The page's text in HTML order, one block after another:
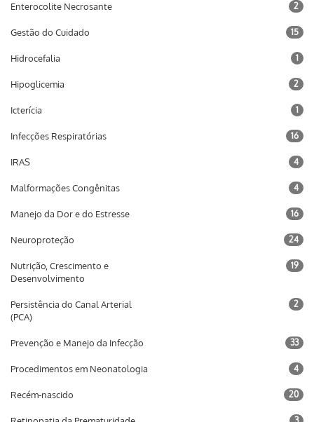
Enterocolite Necrosante 2
Gestão do Cuidado 15
Hidrocefalia 1
Hipoglicemia 2
Icterícia 1
Infecções Respiratórias 16
IRAS 4
Malformações Congênitas 4
Manejo da Dor e do Estresse 16
Neuroproteção 24
Nutrição, Crescimento e
Desenvolvimento
19
Persistência do Canal Arterial
(PCA)
2
Prevenção e Manejo da Infecção 33
Procedimentos em Neonatologia 4
Recém-nascido 20